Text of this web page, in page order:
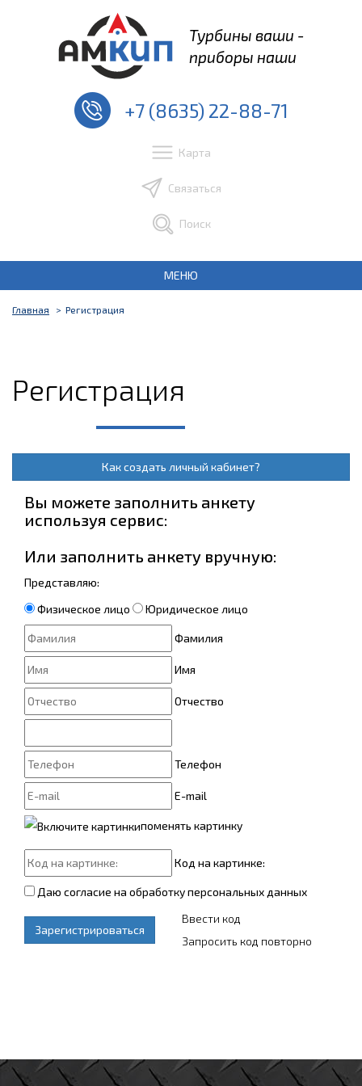
Турбины ваши -
приборы наши
+7 (8635) 22-88-71
Карта
Связаться
Поиск
МЕНЮ
Главная Регистрация
Регистрация
Как создать личный кабинет?
Вы можете заполнить анкету
используя сервис:
Или заполнить анкету вручную:
Представляю:
Физическое лицо
Юридическое лицо
Фамилия
Имя
Отчество
Телефон
E-mail
поменять картинку
Код на картинке:
Даю согласие на обработку персональных данных
Зарегистрироваться
Ввести код
Запросить код повторно